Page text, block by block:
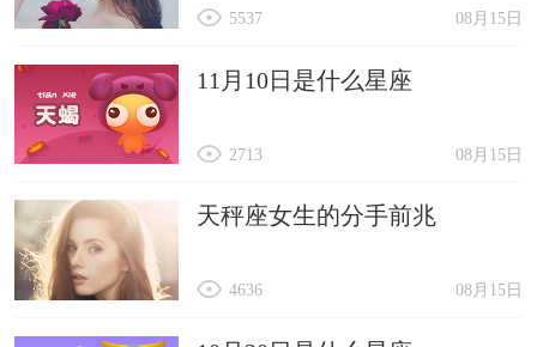
08月15日
5537
11月10日是什么星座
08月15日
2713
天秤座女生的分手前兆
08月15日
4636